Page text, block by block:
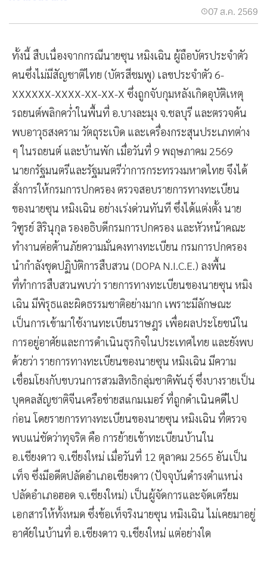
07 ส.ค. 2569
ทั้งนี้ สืบเนื่องจากกรณีนายซุน หมิงเฉิน ผู้ถือบัตรประจำตัว
คนซึ่งไม่มีสัญชาติไทย (บัตรสีชมพู) เลขประจำตัว 6-
XXXXXX-XXXX-XX-XX-X ซึ่งถูกจับกุมหลังเกิดอุบัติเหตุ
รถยนต์พลิกคว่ำในพื้นที่ อ.บางละมุง จ.ชลบุรี และตรวจค้น
พบอาวุธสงคราม วัตถุระเบิด และเครื่องกระสุนประเภทต่าง
ๆ ในรถยนต์ และบ้านพัก เมื่อวันที่ 9 พฤษภาคม 2569
นายกรัฐมนตรีและรัฐมนตรีว่าการกระทรวงมหาดไทย จึงได้
สั่งการให้กรมการปกครอง ตรวจสอบรายการทางทะเบียน
ของนายซุน หมิงเฉิน อย่างเร่งด่วนทันที ซึ่งได้แต่งตั้ง นาย
วิฑูรย์ สิรินุกุล รองอธิบดีกรมการปกครอง และหัวหน้าคณะ
ทำงานต่อต้านภัยความมั่นคงทางทะเบียน กรมการปกครอง
นำกำลังชุดปฏิบัติการสืบสวน (DOPA N.I.C.E.) ลงพื้น
ที่ทำการสืบสวนพบว่า รายการทางทะเบียนของนายซุน หมิง
เฉิน มีพิรุธและผิดธรรมชาติอย่างมาก เพราะมีลักษณะ
เป็นการเข้ามาใช้งานทะเบียนราษฎร เพื่อผลประโยชน์ใน
การอยู่อาศัยและการดำเนินธุรกิจในประเทศไทย และยังพบ
ด้วยว่า รายการทางทะเบียนของนายซุน หมิงเฉิน มีความ
เชื่อมโยงกับขบวนการสวมสิทธิกลุ่มชาติพันธุ์ ซึ่งบางรายเป็น
บุคคลสัญชาติจีนเครือข่ายสแกมเมอร์ ที่ถูกดำเนินคดีไป
ก่อน โดยรายการทางทะเบียนของนายซุน หมิงเฉิน ที่ตรวจ
พบแน่ชัดว่าทุจริต คือ การย้ายเข้าทะเบียนบ้านใน
อ.เชียงดาว จ.เชียงใหม่ เมื่อวันที่ 12 ตุลาคม 2565 อันเป็น
เท็จ ซึ่งมีอดีตปลัดอำเภอเชียงดาว (ปัจจุบันดำรงตำแหน่ง
ปลัดอำเภอฮอด จ.เชียงใหม่) เป็นผู้จัดการและจัดเตรียม
เอกสารให้ทั้งหมด ซึ่งข้อเท็จริงนายซุน หมิงเฉิน ไม่เคยมาอยู่
อาศัยในบ้านที่ อ.เชียงดาว จ.เชียงใหม่ แต่อย่างใด